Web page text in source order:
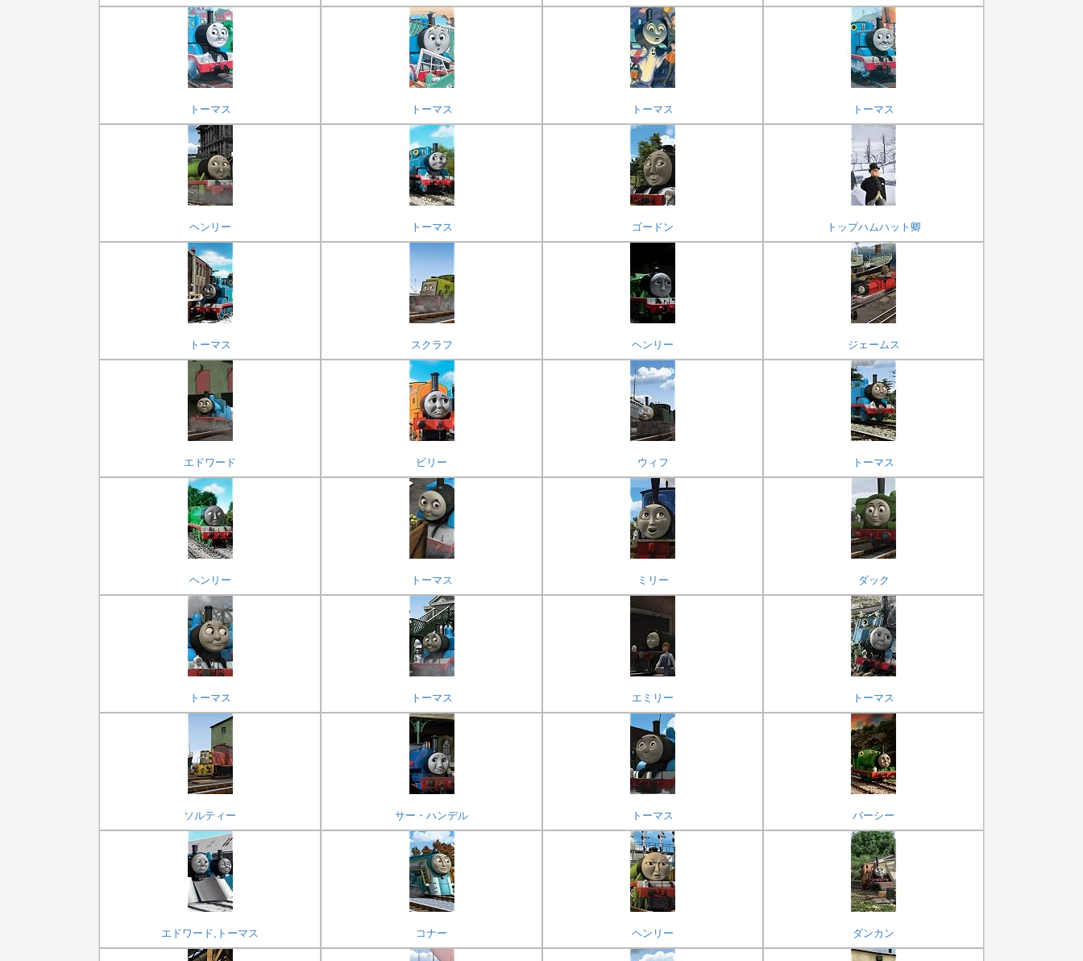
トーマス トーマス トーマス トーマス
ヘンリー トーマス ゴードン トップハムハット卿
トーマス スクラフ ヘンリー ジェームス
エドワード ビリー ウィフ トーマス
ヘンリー トーマス ミリー ダック
トーマス トーマス エミリー トーマス
ソルティー サー・ハンデル トーマス パーシー
エドワード,トーマス コナー ヘンリー ダンカン